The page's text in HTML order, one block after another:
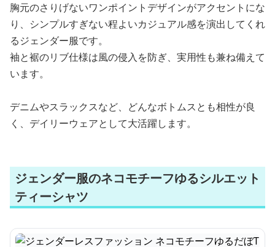
胸元のさりげないワンポイントデザインがアクセントにな
り、シンプルすぎない程よいカジュアル感を演出してくれ
るジェンダー服です。
袖と裾のリブ仕様は風の侵入を防ぎ、実用性も兼ね備えて
います。
デニムやスラックスなど、どんなボトムスとも相性が良
く、デイリーウェアとして大活躍します。
ジェンダー服のネコモチーフゆるシルエット
ティーシャツ